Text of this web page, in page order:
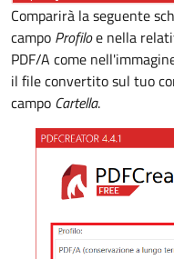
Comparirà la seguente
campo Profiloe nella
PDF/A come
il file convertito sul tuo
campo Cartella.